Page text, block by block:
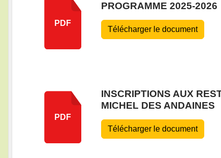
PDF
PROGRAMME 2025-2026
Télécharger le document
PDF
INSCRIPTIONS AUX
MICHEL DES ANDAINES
Télécharger le document